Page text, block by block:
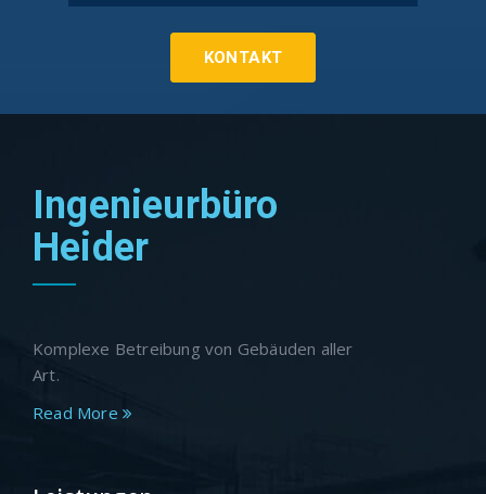
KONTAKT
Ingenieurbüro
Heider
Komplexe Betreibung von Gebäuden aller
Art.
Read More